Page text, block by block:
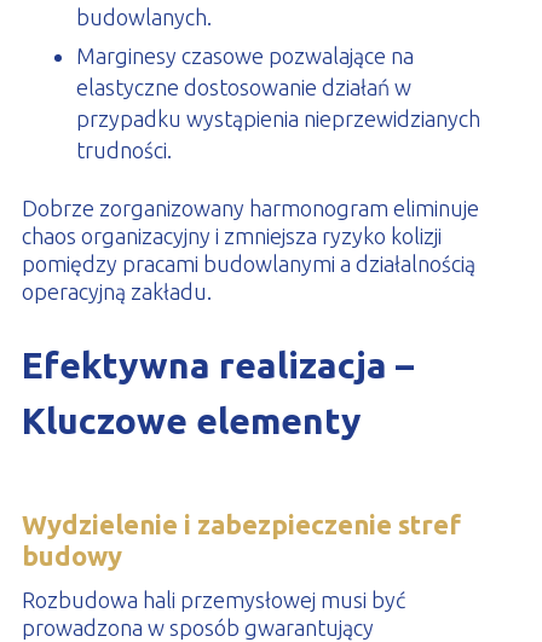
budowlanych.
Marginesy czasowe pozwalające na
elastyczne dostosowanie działań w
przypadku wystąpienia nieprzewidzianych
trudności.
Dobrze zorganizowany harmonogram eliminuje
chaos organizacyjny i zmniejsza ryzyko kolizji
pomiędzy pracami budowlanymi a działalnością
operacyjną zakładu.
Efektywna realizacja –
Kluczowe elementy
Wydzielenie i zabezpieczenie stref
budowy
Rozbudowa hali przemysłowej musi być
prowadzona w sposób gwarantujący